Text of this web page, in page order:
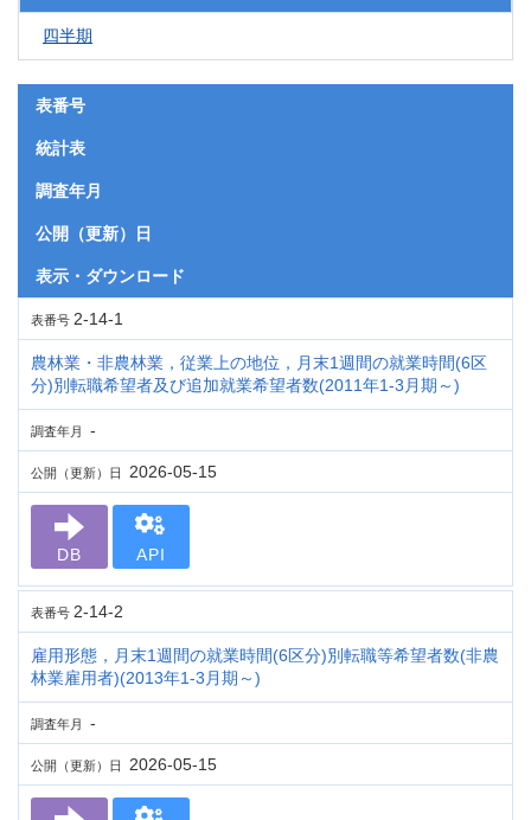
四半期
表番号
統計表
調査年月
公開（更新）日
表示・ダウンロード
表番号 2-14-1
農林業・非農林業，従業上の地位，月末1週間の就業時間(6区
分)別転職希望者及び追加就業希望者数(2011年1-3月期～)
調査年月 -
公開（更新）日 2026-05-15
DB API
表番号 2-14-2
雇用形態，月末1週間の就業時間(6区分)別転職等希望者数(非農
林業雇用者)(2013年1-3月期～)
調査年月 -
公開（更新）日 2026-05-15